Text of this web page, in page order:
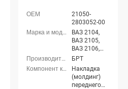
21050-
2803052-00
ВАЗ 2104,
ВАЗ 2105,
ВАЗ 2106,
ВАЗ 2107
БРТ
Накладка
(молдинг)
переднего